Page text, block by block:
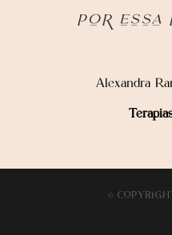
por essa
Alexandra
©